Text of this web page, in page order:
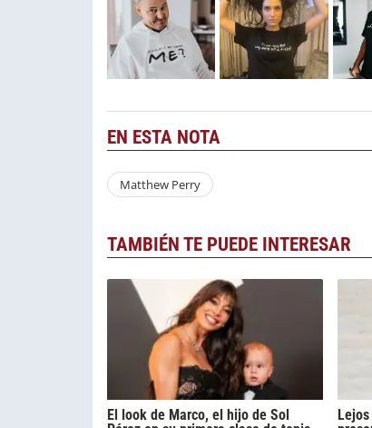
EN ESTA NOTA
Matthew Perry
TAMBIÉN TE PUEDE INTERESAR
El look de Marco, el hijo de Sol